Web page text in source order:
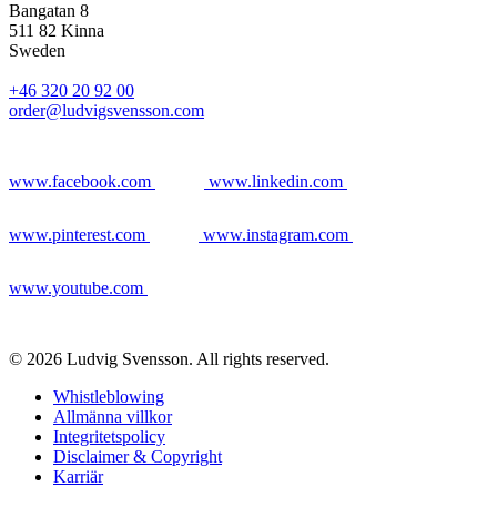
Bangatan 8
511 82 Kinna
Sweden
+46 320 20 92 00
order@ludvigsvensson.com
www.facebook.com www.linkedin.com
www.pinterest.com www.instagram.com
www.youtube.com
© 2026 Ludvig Svensson. All rights reserved.
Whistleblowing
Allmänna villkor
Integritetspolicy
Disclaimer & Copyright
Karriär